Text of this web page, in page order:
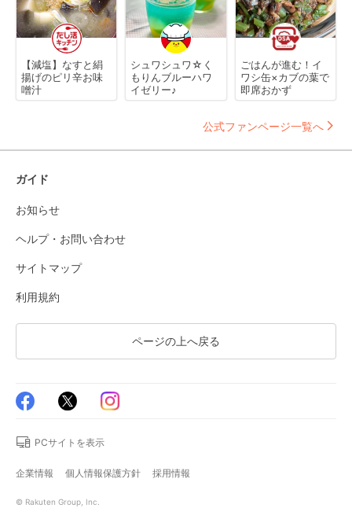
【減塩】なすと絹
揚げのピリ辛お味
噌汁
シュワシュワ☆く
もりんブルーハワ
イゼリー♪
ごはんが進む！イ
ワシ缶×カブの葉で
即席おかず
公式ファンページ一覧へ
ガイド
お知らせ
ヘルプ・お問い合わせ
サイトマップ
利用規約
ページの上へ戻る
PCサイトを表示
企業情報 個人情報保護方針 採用情報
© Rakuten Group, Inc.